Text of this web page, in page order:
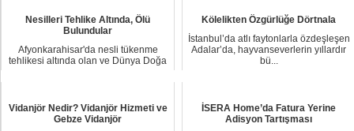
Nesilleri Tehlike Altında, Ölü
Bulundular
Afyonkarahisar'da nesli tükenme
tehlikesi altında olan ve Dünya Doğa
Kölelikten Özgürlüğe Dörtnala
İstanbul’da atlı faytonlarla özdeşleşen
Adalar’da, hayvanseverlerin yıllardır
bü...
Vidanjör Nedir? Vidanjör Hizmeti ve
Gebze Vidanjör
İSERA Home’da Fatura Yerine
Adisyon Tartışması